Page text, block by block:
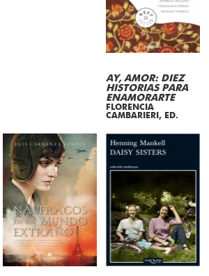
AY, AMOR: DIEZ
HISTORIAS PARA
ENAMORARTE
FLORENCIA
CAMBARIERI, ED.